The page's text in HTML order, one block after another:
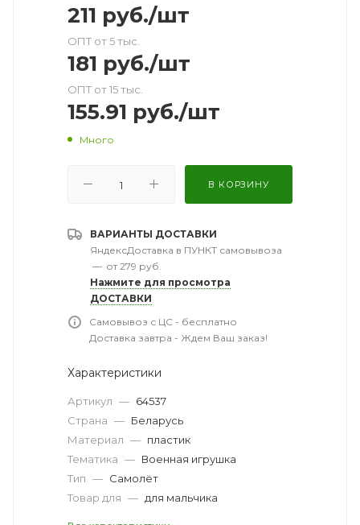
211 руб./шт
ОПТ от 5 тыс.
181 руб./шт
ОПТ от 15 тыс.
155.91 руб./шт
Много
В КОРЗИНУ
ВАРИАНТЫ ДОСТАВКИ
ЯндексДоставка в ПУНКТ самовывоза
— от 279 руб.
Нажмите для просмотра
ДОСТАВКИ
Самовывоз с ЦС - бесплатно
Доставка завтра - Ждем Ваш заказ!
Характеристики
Артикул — 64537
Страна — Беларусь
Материал — пластик
Тематика — Военная игрушка
Тип — Самолёт
Товар для — для мальчика